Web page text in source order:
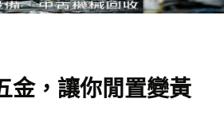
金，讓你閒置變黃